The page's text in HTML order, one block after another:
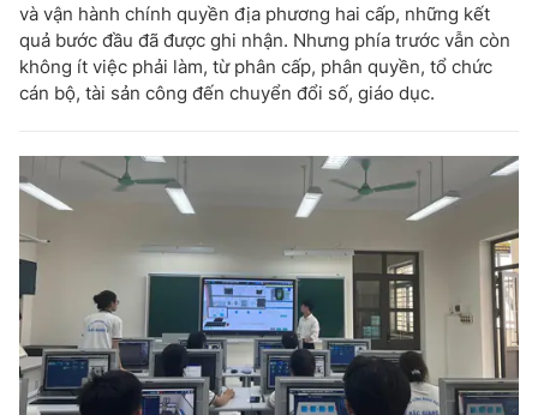
và vận hành chính quyền địa phương hai cấp, những kết
quả bước đầu đã được ghi nhận. Nhưng phía trước vẫn còn
không ít việc phải làm, từ phân cấp, phân quyền, tổ chức
cán bộ, tài sản công đến chuyển đổi số, giáo dục.